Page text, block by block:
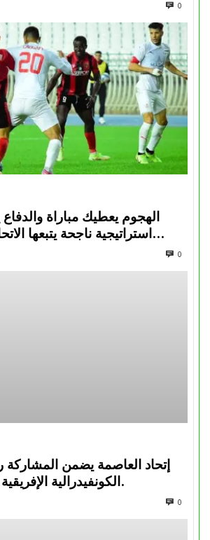
0
الهجوم يعطيك مباراة
استراتيجية ناجحة يتبعها
0
إتحاد العاصمة يضمن
الكونفيدرالية الإفريقية الموسم القادم.
0